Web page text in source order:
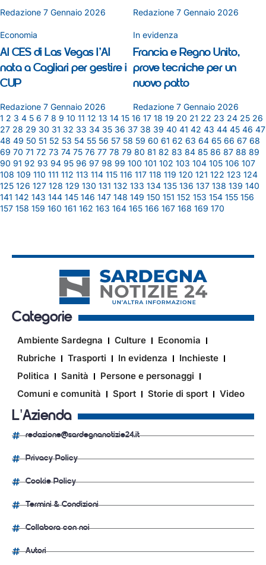
Redazione 7 Gennaio 2026 Redazione 7 Gennaio 2026
Economia
Al CES di Las Vegas l’AI
nata a Cagliari per gestire i
CUP
Redazione 7 Gennaio 2026
In evidenza
Francia e Regno Unito,
prove tecniche per un
nuovo patto
Redazione 7 Gennaio 2026
1 2 3 4 5 6 7 8 9 10 11 12 13 14 15 16 17 18 19 20 21 22 23 24 25 26
27 28 29 30 31 32 33 34 35 36 37 38 39 40 41 42 43 44 45 46 47
48 49 50 51 52 53 54 55 56 57 58 59 60 61 62 63 64 65 66 67 68
69 70 71 72 73 74 75 76 77 78 79 80 81 82 83 84 85 86 87 88 89
90 91 92 93 94 95 96 97 98 99 100 101 102 103 104 105 106 107
108 109 110 111 112 113 114 115 116 117 118 119 120 121 122 123 124
125 126 127 128 129 130 131 132 133 134 135 136 137 138 139 140
141 142 143 144 145 146 147 148 149 150 151 152 153 154 155 156
157 158 159 160 161 162 163 164 165 166 167 168 169 170
Categorie
Ambiente Sardegna Culture
Economia
Rubriche
Trasporti In evidenza
Inchieste
Politica
Sanità
Persone e personaggi
Comuni e comunità
Sport Storie di sport Video
L'Azienda
redazione@sardegnanotizie24.it
Privacy Policy
Cookie Policy
Termini & Condizioni
Collabora con noi
Autori